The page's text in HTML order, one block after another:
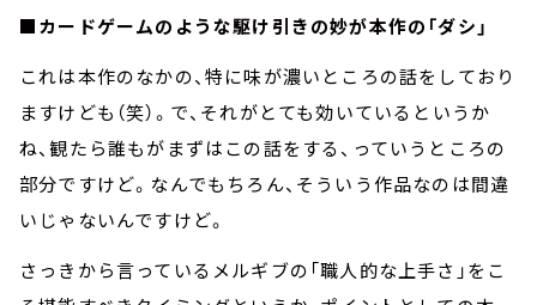
■カードゲームのような駆け引きの妙が本作の「ダシ」
これは本作のなかの、特に味が濃いところの話をしており
ますけども（笑）。で、それがとても効いているというか
ね、観たら誰もがまずはこの話をする、っていうところの
部分ですけど。なんでもちろん、そういう作品なのは間違
いじゃないんですけど。
さっきから言っているメルギブの「職人的な上手さ」をこ